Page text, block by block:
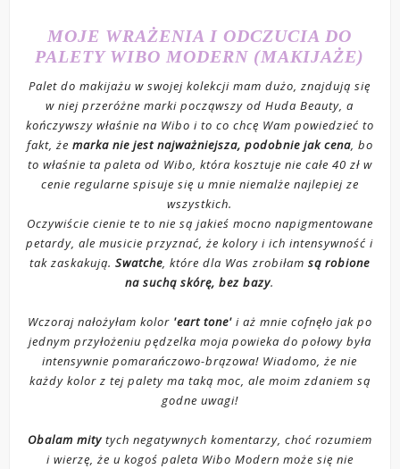
MOJE WRAŻENIA I ODCZUCIA DO
PALETY WIBO MODERN (MAKIJAŻE)
Palet do makijażu w swojej kolekcji mam dużo, znajdują się
w niej przeróżne marki począwszy od Huda Beauty, a
kończywszy właśnie na Wibo i to co chcę Wam powiedzieć to
fakt, że marka nie jest najważniejsza, podobnie jak cena, bo
to właśnie ta paleta od Wibo, która kosztuje nie całe 40 zł w
cenie regularne spisuje się u mnie niemalże najlepiej ze
wszystkich.
Oczywiście cienie te to nie są jakieś mocno napigmentowane
petardy, ale musicie przyznać, że kolory i ich intensywność i
tak zaskakują. Swatche, które dla Was zrobiłamsą robione
na suchą skórę, bez bazy.
Wczoraj nałożyłam kolor 'eart tone'i aż mnie cofnęło jak po
jednym przyłożeniu pędzelka moja powieka do połowy była
intensywnie pomarańczowo-brązowa! Wiadomo, że nie
każdy kolor z tej palety ma taką moc, ale moim zdaniem są
godne uwagi!
Obalam mitytych negatywnych komentarzy, choć rozumiem
i wierzę, że u kogoś paleta Wibo Modern może się nie